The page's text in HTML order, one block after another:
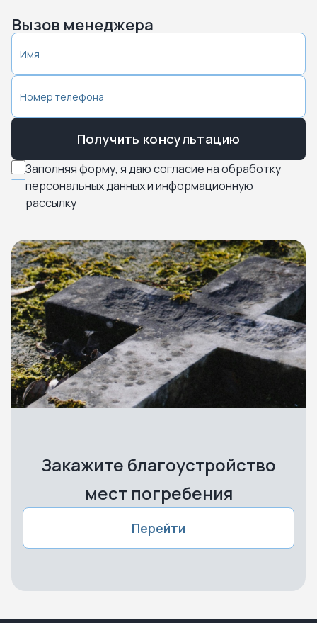
Вызов менеджера
Заполняя форму, я даю согласие на обработку
персональных данных и информационную
рассылку
Получить консультацию
Закажите благоустройство
мест погребения
Перейти